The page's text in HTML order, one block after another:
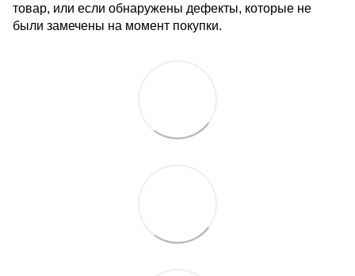
товар, или если обнаружены дефекты, которые не
были замечены на момент покупки.